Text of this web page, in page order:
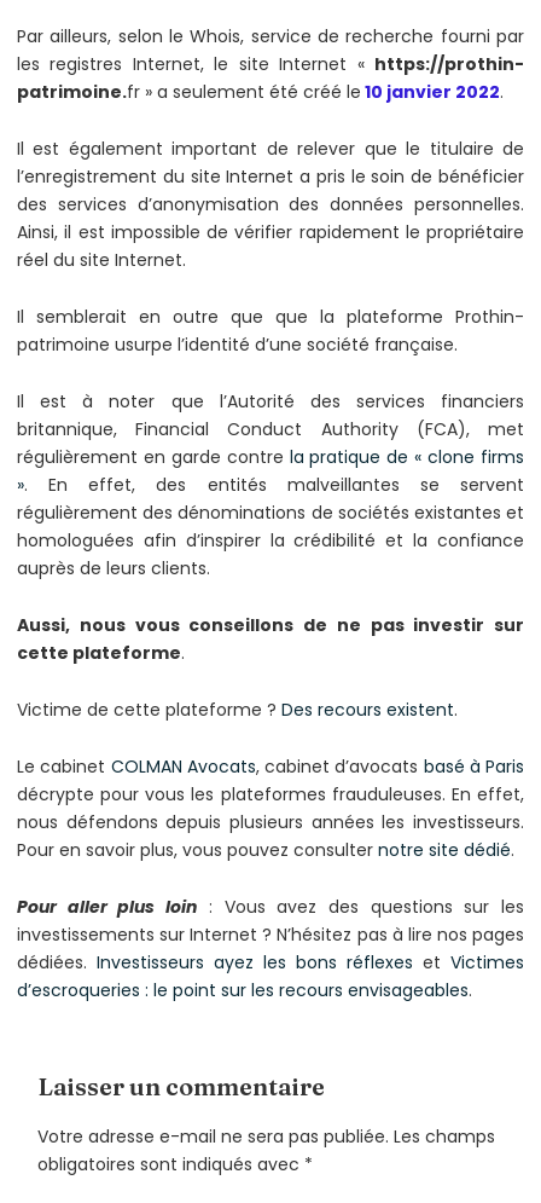
Par ailleurs, selon le Whois, service de recherche fourni par
les registres Internet, le site Internet « https://prothin-
patrimoine.fr » a seulement été créé le 10 janvier 2022.
Il est également important de relever que le titulaire de
l’enregistrement du site Internet a pris le soin de bénéficier
des services d’anonymisation des données personnelles.
Ainsi, il est impossible de vérifier rapidement le propriétaire
réel du site Internet.
Il semblerait en outre que que la plateforme Prothin-
patrimoine usurpe l’identité d’une société française.
Il est à noter que l’Autorité des services financiers
britannique, Financial Conduct Authority (FCA), met
régulièrement en garde contre la pratique de « clone firms
». En effet, des entités malveillantes se servent
régulièrement des dénominations de sociétés existantes et
homologuées afin d’inspirer la crédibilité et la confiance
auprès de leurs clients.
Aussi, nous vous conseillons de ne pas investir sur
cette plateforme.
Victime de cette plateforme ? Des recours existent.
Le cabinet COLMAN Avocats, cabinet d’avocats basé à Paris
décrypte pour vous les plateformes frauduleuses. En effet,
nous défendons depuis plusieurs années les investisseurs.
Pour en savoir plus, vous pouvez consulter notre site dédié.
Pour aller plus loin : Vous avez des questions sur les
investissements sur Internet ? N’hésitez pas à lire nos pages
dédiées. Investisseurs ayez les bons réflexes et Victimes
d’escroqueries : le point sur les recours envisageables.
Laisser un commentaire
Votre adresse e-mail ne sera pas publiée. Les champs
obligatoires sont indiqués avec *